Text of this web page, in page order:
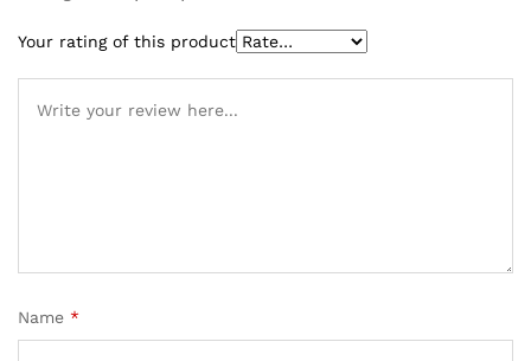
Your rating of this product
Name *